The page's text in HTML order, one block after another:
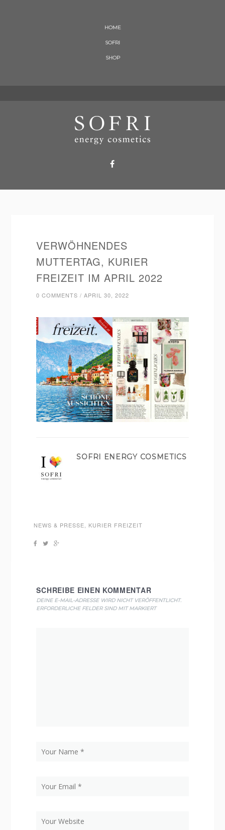
HOME
SOFRI
SHOP
VERWÖHNENDES
MUTTERTAG, KURIER
FREIZEIT IM APRIL 2022
0 COMMENTS /APRIL 30, 2022
SOFRI ENERGY COSMETICS
NEWS & PRESSE KURIER FREIZEIT
SCHREIBE EINEN KOMMENTAR
DEINE E-MAIL-ADRESSE WIRD NICHT VERÖFFENTLICHT.
ERFORDERLICHE FELDER SIND MITMARKIERT